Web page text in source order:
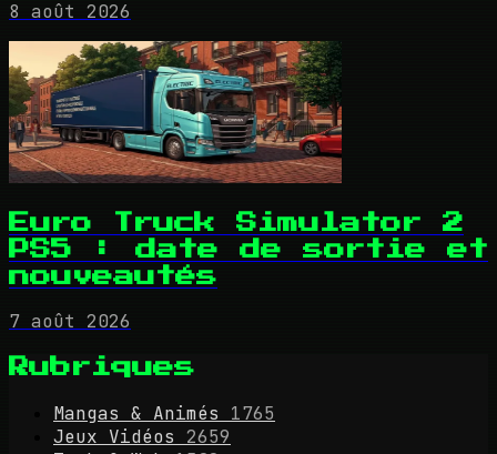
8 août 2026
Euro Truck Simulator 2
PS5 : date de sortie et
nouveautés
7 août 2026
Rubriques
Mangas & Animés
1765
Jeux Vidéos
2659